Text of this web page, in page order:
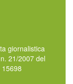
giornalistica
21/2007 del